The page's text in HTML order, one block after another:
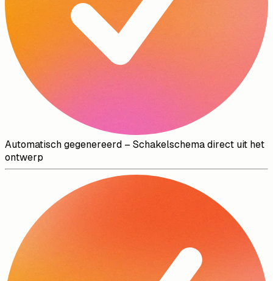
Automatisch gegenereerd – Schakelschema direct uit het
ontwerp